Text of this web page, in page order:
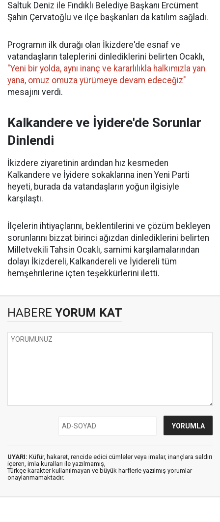
Saltuk Deniz ile Fındıklı Belediye Başkanı Ercüment
Şahin Çervatoğlu ve ilçe başkanları da katılım sağladı.
Programın ilk durağı olan İkizdere'de esnaf ve
vatandaşların taleplerini dinlediklerini belirten Ocaklı,
"Yeni bir yolda, aynı inanç ve kararlılıkla halkımızla yan
yana, omuz omuza yürümeye devam edeceğiz"
mesajını verdi.
Kalkandere ve İyidere'de Sorunlar
Dinlendi
İkizdere ziyaretinin ardından hız kesmeden
Kalkandere ve İyidere sokaklarına inen Yeni Parti
heyeti, burada da vatandaşların yoğun ilgisiyle
karşılaştı.
İlçelerin ihtiyaçlarını, beklentilerini ve çözüm bekleyen
sorunlarını bizzat birinci ağızdan dinlediklerini belirten
Milletvekili Tahsin Ocaklı, samimi karşılamalarından
dolayı İkizdereli, Kalkandereli ve İyidereli tüm
hemşehrilerine içten teşekkürlerini iletti.
HABERE YORUM KAT
UYARI: Küfür, hakaret, rencide edici cümleler veya imalar, inançlara saldırı
içeren, imla kuralları ile yazılmamış,
Türkçe karakter kullanılmayan ve büyük harflerle yazılmış yorumlar
onaylanmamaktadır.